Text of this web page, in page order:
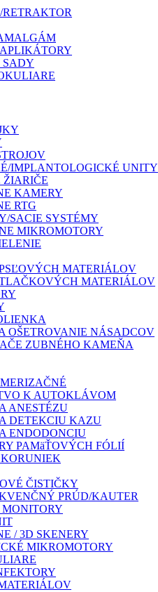
SADY
IMPLANTOLOGICKÉ UNITY
ŽIARIČE
KAMERY
RTG
SACIE SYSTÉMY
MIKROMOTORY
MATERIÁLOV
MATERIÁLOV
OŠETROVANIE NÁSADCOV
ZUBNÉHO KAMEŇA
K AUTOKLÁVOM
ANESTÉZU
DETEKCIU KAZU
ENDODONCIU
PAMäŤOVÝCH FÓLIÍ
ČISTIČKY
PRÚD/KAUTER
/ 3D SKENERY
MIKROMOTORY